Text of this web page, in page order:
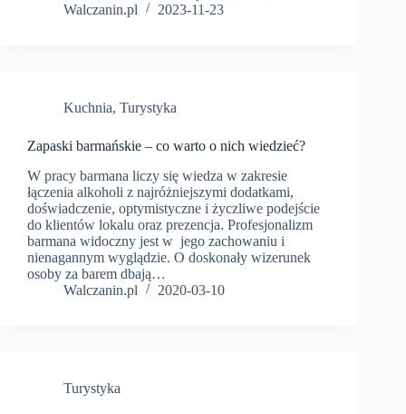
Walczanin.pl
2023-11-23
Kuchnia, Turystyka
Zapaski barmańskie – co warto o nich wiedzieć?
W pracy barmana liczy się wiedza w zakresie
łączenia alkoholi z najróżniejszymi dodatkami,
doświadczenie, optymistyczne i życzliwe podejście
do klientów lokalu oraz prezencja. Profesjonalizm
barmana widoczny jest w jego zachowaniu i
nienagannym wyglądzie. O doskonały wizerunek
osoby za barem dbają…
Walczanin.pl
2020-03-10
Turystyka